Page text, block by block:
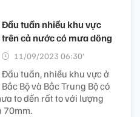
Đầu tuần nhiều khu vực
trên cả nước có mưa dông
11/09/2023 06:30’
Đầu tuần, nhiều khu vực ở
Bắc Bộ và Bắc Trung Bộ có
to đến rất to với lượng
70mm.